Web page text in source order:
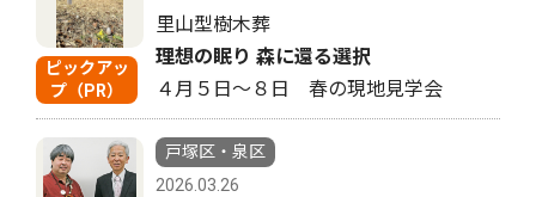
ピックアッ
プ（PR）
里山型樹木葬
理想の眠り 森に還る選択
４月５日〜８日 春の現地見学会
戸塚区・泉区
2026.03.26